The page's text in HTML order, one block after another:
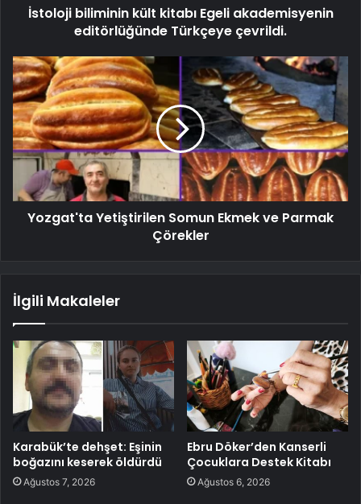
İstoloji biliminin kült kitabı Egeli akademisyenin
editörlüğünde Türkçeye çevrildi.
Yozgat'ta Yetiştirilen Somun Ekmek ve Parmak
Çörekler
İlgili Makaleler
Karabük’te dehşet: Eşinin
boğazını keserek öldürdü
Ağustos 7, 2026
Ebru Döker’den Kanserli
Çocuklara Destek Kitabı
Ağustos 6, 2026